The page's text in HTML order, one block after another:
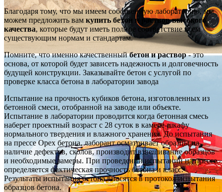
Благодаря тому, что мы имеем собственную лабораторию, мы
можем предложить вам купить бетон и раствор высокого
качества, которые будут иметь полное соответствие всем
существующим нормам и стандартам.
Помните, что именно качественныйбетон и раствор- это
основа, от которой будет зависеть надежность и долговечность
будущей конструкции. Заказывайте бетон с услугой по
проверке класса бетона в лаборатории завода
Испытание на прочность кубиков бетона, изготовленных из
бетонной смеси, отобранной на заводе или объекте.
Испытание в лаборатории проводится когда бетонная смесь
наберет проектный возраст с 28 суток в камере-шкафу
нормального твердения и влажного хранения. До испытания
на прессе Орех бетона, лаборант осматривает образцы на
наличие дефектов, сколов, производит взвешивание образцов
и необходимые замеры. При проведении испытаний на прессе
определяется фактическая прочность бетона и класс.
Результаты испытания бетона вносятся в протокол испытания
образцов бетона.